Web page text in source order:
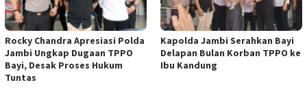
Rocky Chandra Apresiasi Polda
Jambi Ungkap Dugaan TPPO
Bayi, Desak Proses Hukum
Tuntas
Kapolda Jambi Serahkan Bayi
Delapan Bulan Korban TPPO ke
Ibu Kandung